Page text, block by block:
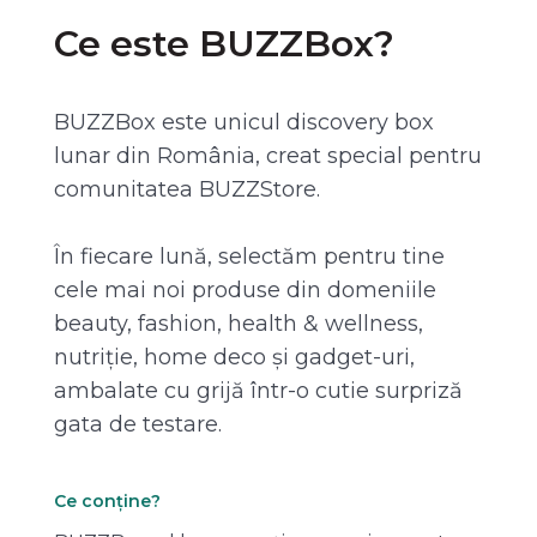
Ce este BUZZBox?
BUZZBox este unicul discovery box
lunar din România, creat special pentru
comunitatea BUZZStore.
În fiecare lună, selectăm pentru tine
cele mai noi produse din domeniile
beauty, fashion, health & wellness,
nutriție, home deco și gadget-uri,
ambalate cu grijă într-o cutie surpriză
gata de testare.
Ce conține?